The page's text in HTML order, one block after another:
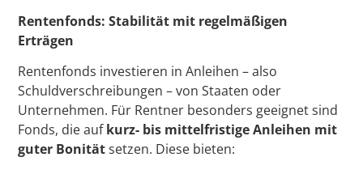
Rentenfonds: Stabilität mit regelmäßigen
Erträgen
Rentenfonds investieren in Anleihen – also
Schuldverschreibungen – von Staaten oder
Unternehmen. Für Rentner besonders geeignet sind
Fonds, die aufkurz- bis mittelfristige Anleihen mit
guter Bonitätsetzen. Diese bieten: